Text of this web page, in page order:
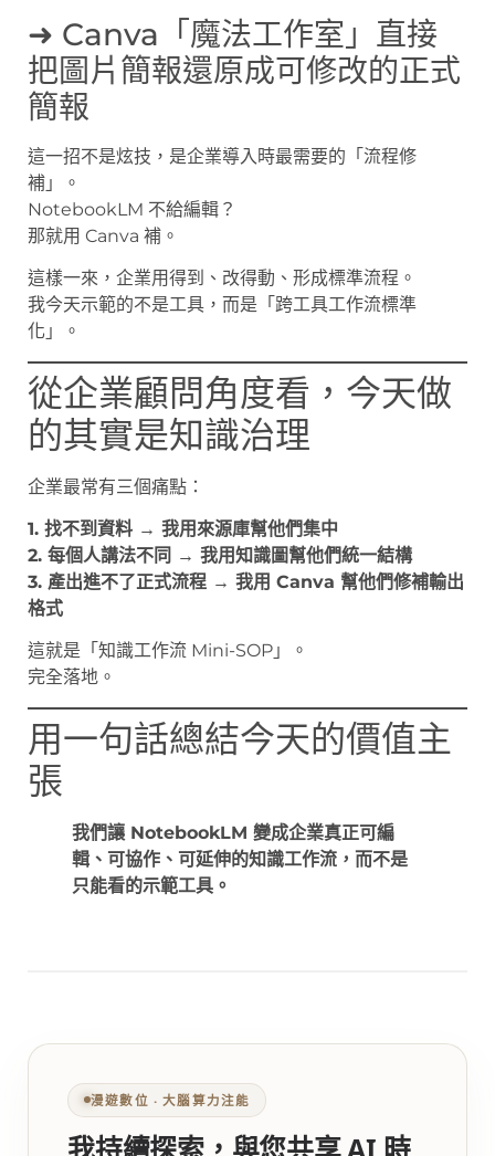
➜ Canva「魔法工作室」直接
把圖片簡報還原成可修改的正式
簡報
這一招不是炫技，是企業導入時最需要的「流程修
補」。
NotebookLM 不給編輯？
那就用 Canva 補。
這樣一來，企業用得到、改得動、形成標準流程。
我今天示範的不是工具，而是「跨工具工作流標準
化」。
從企業顧問角度看，今天做
的其實是知識治理
企業最常有三個痛點：
1. 找不到資料 → 我用來源庫幫他們集中
2. 每個人講法不同 → 我用知識圖幫他們統一結構
3. 產出進不了正式流程 → 我用 Canva 幫他們修補輸出
格式
這就是「知識工作流 Mini-SOP」。
完全落地。
用一句話總結今天的價值主
張
我們讓 NotebookLM 變成企業真正可編
輯、可協作、可延伸的知識工作流，而不是
只能看的示範工具。
漫遊數位 ‧ 大腦算力注能
我持續探索，與您共享 AI 時